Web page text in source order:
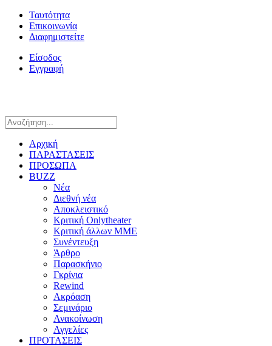
Ταυτότητα
Επικοινωνία
Διαφημιστείτε
Είσοδος
Εγγραφή
Αρχική
ΠΑΡΑΣΤΑΣΕΙΣ
ΠΡΟΣΩΠΑ
BUZZ
Νέα
Διεθνή νέα
Αποκλειστικό
Κριτική Onlytheater
Κριτική άλλων ΜΜΕ
Συνέντευξη
Άρθρο
Παρασκήνιο
Γκρίνια
Rewind
Ακρόαση
Σεμινάριο
Ανακοίνωση
Αγγελίες
ΠΡΟΤΑΣΕΙΣ